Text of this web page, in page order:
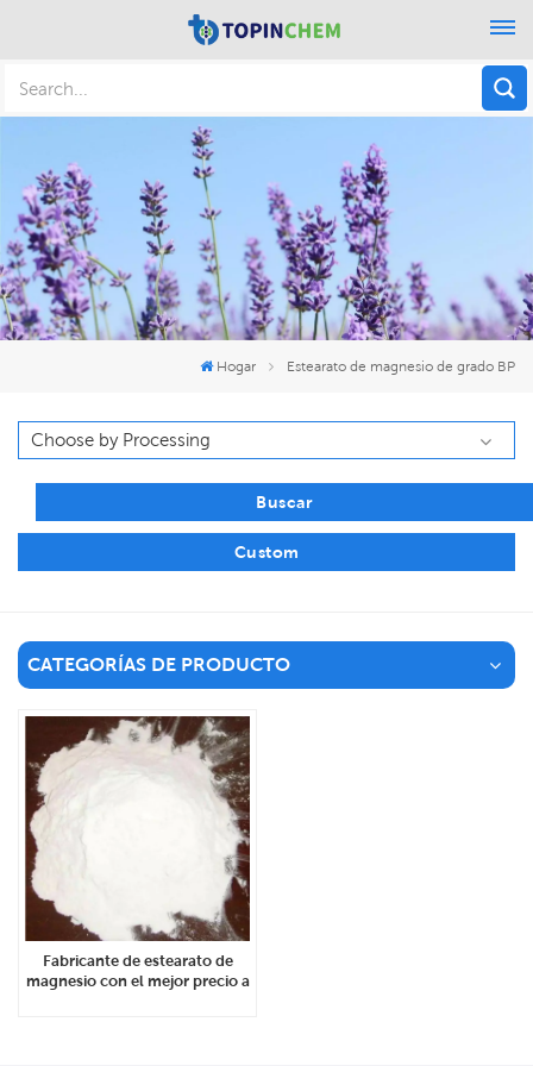
Hogar Estearato de magnesio de grado BP
Buscar
Custom
CATEGORÍAS DE PRODUCTO
Fabricante de estearato de
magnesio con el mejor precio a